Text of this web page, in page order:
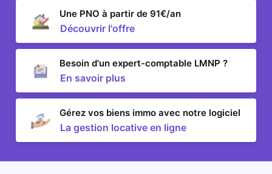
Une PNO à partir de 91€/an
Découvrir l'offre
Besoin d'un expert-comptable LMNP ?
En savoir plus
Gérez vos biens immo avec notre logiciel
La gestion locative en ligne